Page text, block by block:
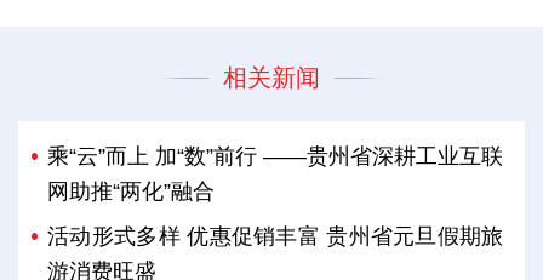
相关新闻
乘“云”而上 加“数”前行 ——贵州省深耕工业互联
网助推“两化”融合
活动形式多样 优惠促销丰富 贵州省元旦假期旅
游消费旺盛